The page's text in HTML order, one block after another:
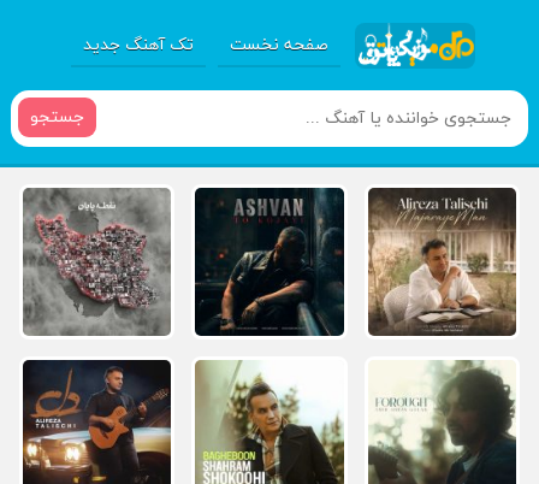
صفحه نخست تک آهنگ جدید
جستجو